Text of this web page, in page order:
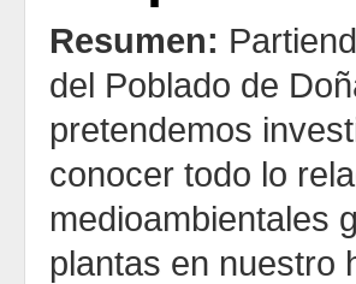
Resumen:
del Poblado de
pretendemos
conocer todo lo
medioambientales
plantas en nuestro